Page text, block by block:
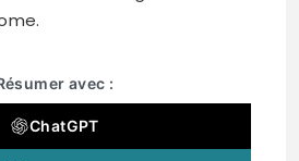
avec :
ChatGPT